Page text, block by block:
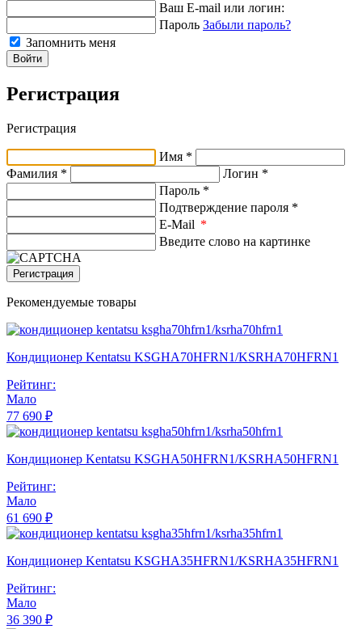
Ваш E-mail или логин:
Пароль Забыли пароль?
Запомнить меня
Войти
Регистрация
Регистрация
Имя *
Фамилия *
Логин *
Пароль *
Подтверждение пароля *
E-Mail *
Введите слово на картинке
Регистрация
Рекомендуемые товары
Кондиционер Kentatsu KSGHA70HFRN1/KSRHA70HFRN1
Рейтинг:
Мало
77 690 ₽
Кондиционер Kentatsu KSGHA50HFRN1/KSRHA50HFRN1
Рейтинг:
Мало
61 690 ₽
Кондиционер Kentatsu KSGHA35HFRN1/KSRHA35HFRN1
Рейтинг:
Мало
36 390 ₽